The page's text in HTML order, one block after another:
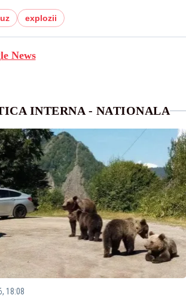
explozii
News
INTERNA - NATIONALA
18:08